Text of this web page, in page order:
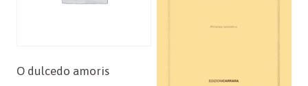
O dulcedo amoris